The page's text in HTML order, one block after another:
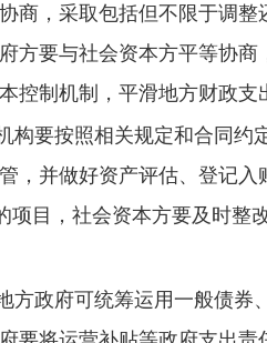
商，采取包括但不限于调整
方要与社会资本方平等协商
控制机制，平滑地方财政支
构要按照相关规定和合同约
，并做好资产评估、登记入
目，社会资本方要及时整改
方政府可统筹运用一般债券